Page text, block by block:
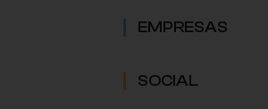
EMPRESAS
SOCIAL